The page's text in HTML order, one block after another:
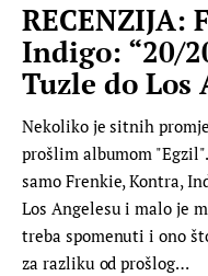
RECENZIJA:
Indigo: “20/
Tuzle do Los
Nekoliko je sitnih
prošlim albumom
samo Frenkie, Kontra,
Los Angelesu i malo je
treba spomenuti i ono
za razliku od prošlog…